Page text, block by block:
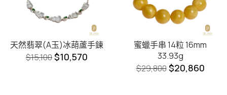
天然翡翠(A玉)冰葫蘆手鍊
$15,100$10,570
蜜蠟手串 14粒 16mm
33.93g
$29,800 $20,860